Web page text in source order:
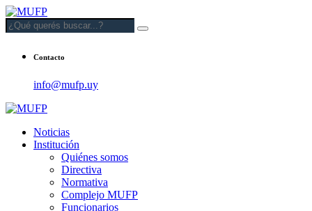
Contacto
info@mufp.uy
Noticias
Institución
Quiénes somos
Directiva
Normativa
Complejo MUFP
Funcionarios